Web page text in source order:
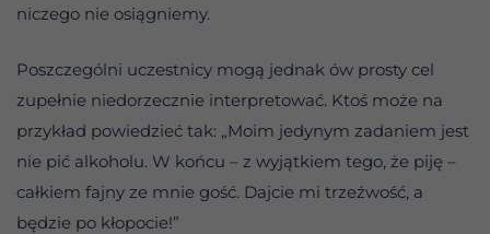
niczego nie osiągniemy.
Poszczególni uczestnicy mogą jednak ów prosty cel
zupełnie niedorzecznie interpretować. Ktoś może na
przykład powiedzieć tak: „Moim jedynym zadaniem jest
nie pić alkoholu. W końcu – z wyjątkiem tego, że piję –
całkiem fajny ze mnie gość. Dajcie mi trzeźwość, a
będzie po kłopocie!”